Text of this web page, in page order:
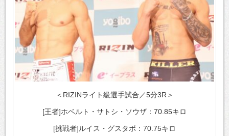
＜RIZINライト級選手試合／5分3R＞
[王者]ホベルト・サトシ・ソウザ：70.85キロ
[挑戦者]ルイス・グスタボ：70.75キロ